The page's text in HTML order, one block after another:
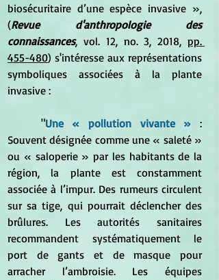
biosécuritaire d’une espèce invasive »,
(Revue d'anthropologie des
connaissances, vol. 12, no. 3, 2018, pp.
455-480) s'intéresse aux représentations
symboliques associées à la plante
invasive :
	"
Une « pollution vivante » :
Souvent désignée comme une « saleté »
ou « saloperie » par les habitants de la
région, la plante est constamment
associée à l’impur. Des rumeurs circulent
sur sa tige, qui pourrait déclencher des
brûlures. Les autorités sanitaires
recommandent systématiquement le
port de gants et de masque pour
arracher l’ambroisie. Les équipes